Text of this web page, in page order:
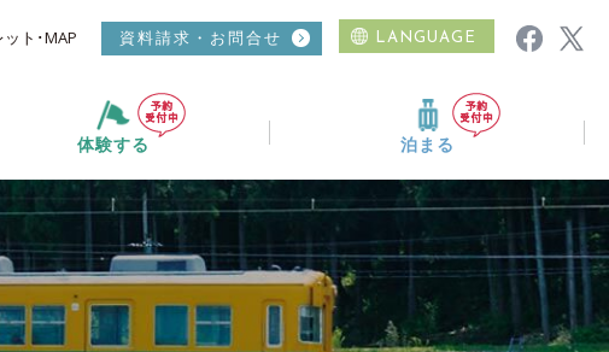
ト･MAP 資料請求・お問合せ LANGUAGE
ムービーギャラリー
ニュース
温泉
おすすめコース
日帰り入浴
体験する 泊まる